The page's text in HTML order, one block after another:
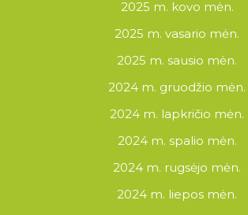
2025 m. kovo mėn.
2025 m. vasario mėn.
2025 m. sausio mėn.
2024 m. gruodžio mėn.
2024 m. lapkričio mėn.
2024 m. spalio mėn.
2024 m. rugsėjo mėn.
2024 m. liepos mėn.